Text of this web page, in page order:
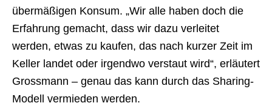
übermäßigen Konsum. „Wir alle haben doch die
Erfahrung gemacht, dass wir dazu verleitet
werden, etwas zu kaufen, das nach kurzer Zeit im
Keller landet oder irgendwo verstaut wird“, erläutert
Grossmann – genau das kann durch das Sharing-
Modell vermieden werden.